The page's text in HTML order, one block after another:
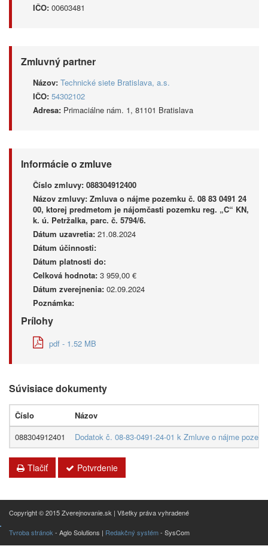
IČO: 00603481
Zmluvný partner
Názov: Technické siete Bratislava, a.s.
IČO: 54302102
Adresa: Primaciálne nám. 1, 81101 Bratislava
Informácie o zmluve
Číslo zmluvy: 088304912400
Názov zmluvy: Zmluva o nájme pozemku č. 08 83 0491 24
00, ktorej predmetom je nájomčasti pozemku reg. „C“ KN,
k. ú. Petržalka, parc. č. 5794/6.
Dátum uzavretia: 21.08.2024
Dátum účinnosti:
Dátum platnosti do:
Celková hodnota: 3 959,00 €
Dátum zverejnenia: 02.09.2024
Poznámka:
Prílohy
pdf - 1.52 MB
Súvisiace dokumenty
Číslo
Názov
088304912401
Dodatok č. 08-83-0491-24-01 k Zmluve o nájme
Tlačiť Potvrdenie
Copyright © 2015 Zverejnovanie.sk | Všetky práva vyhradené
Tvroba stránok - Aglo Solutions | Redakčný systém- SysCom